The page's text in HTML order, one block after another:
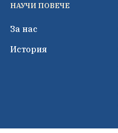
НАУЧИ ПОВЕЧЕ
За нас
История